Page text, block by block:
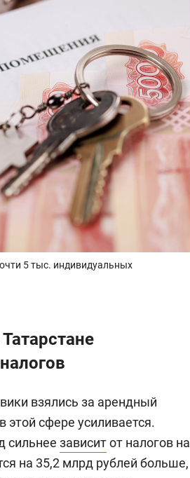
5 тыс. индивидуальных
взялись за арендный
сфере усиливается.
сильнее зависитот налогов на
на 35,2 млрд рублей больше,